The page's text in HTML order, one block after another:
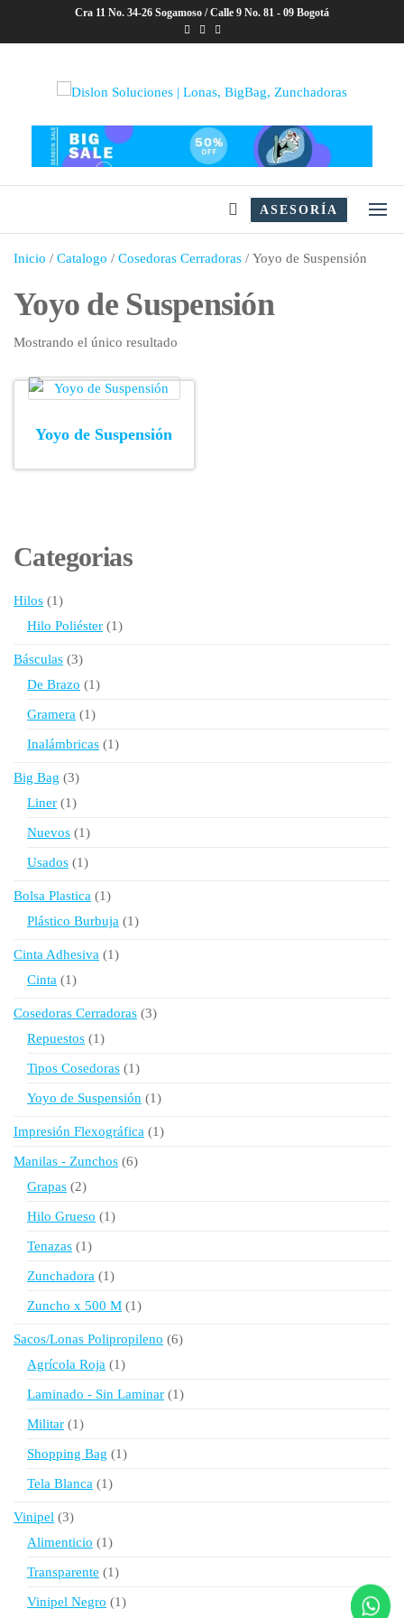
Cra 11 No. 34-26 Sogamoso / Calle 9 No. 81 - 09 Bogotá
BigBag, Zunchadoras
ASESORÍA
Inicio / Catalogo / Cosedoras Cerradoras / Yoyo de Suspensión
Yoyo de Suspensión
Mostrando el único resultado
Yoyo de Suspensión
Categorias
Hilos 11
producto
Hilo Poliéster 11
Básculas 33
productos
De Brazo 11
Gramera 11
Inalámbricas 11
Big Bag
33
productos
Liner 11
Nuevos 11
Usados 11
Bolsa Plastica
11
producto
Plástico Burbuja 11
Cinta Adhesiva
11
Cinta 11
Cosedoras Cerradoras 33
Repuestos 11
Tipos Cosedoras 11
Yoyo de Suspensión 11
Impresión Flexográfica
11
Manilas - Zunchos 66
Grapas 22
Hilo Grueso 11
Tenazas 11
Zunchadora 11
Zuncho x 500 M 11
Sacos/Lonas Polipropileno
66
Agrícola Roja 11
Laminado - Sin Laminar 11
Militar 11
Shopping Bag 11
Tela Blanca 11
Vinipel
33
productos
Alimenticio 11
Transparente 11
Vinipel Negro 11